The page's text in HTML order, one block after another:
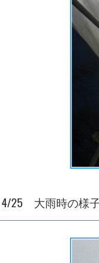
4/25 大雨時の様